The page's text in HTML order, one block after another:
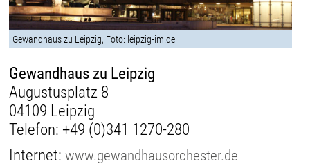
Gewandhaus zu Leipzig, Foto: leipzig-im.de
Gewandhaus zu Leipzig
Augustusplatz 8
04109 Leipzig
Telefon: +49 (0)341 1270-280
Internet:www.gewandhausorchester.de